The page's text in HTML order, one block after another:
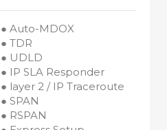
● Auto-MDOX
● TDR
● UDLD
● IP SLA Responder
● layer 2 / IP Traceroute
● SPAN
● RSPAN